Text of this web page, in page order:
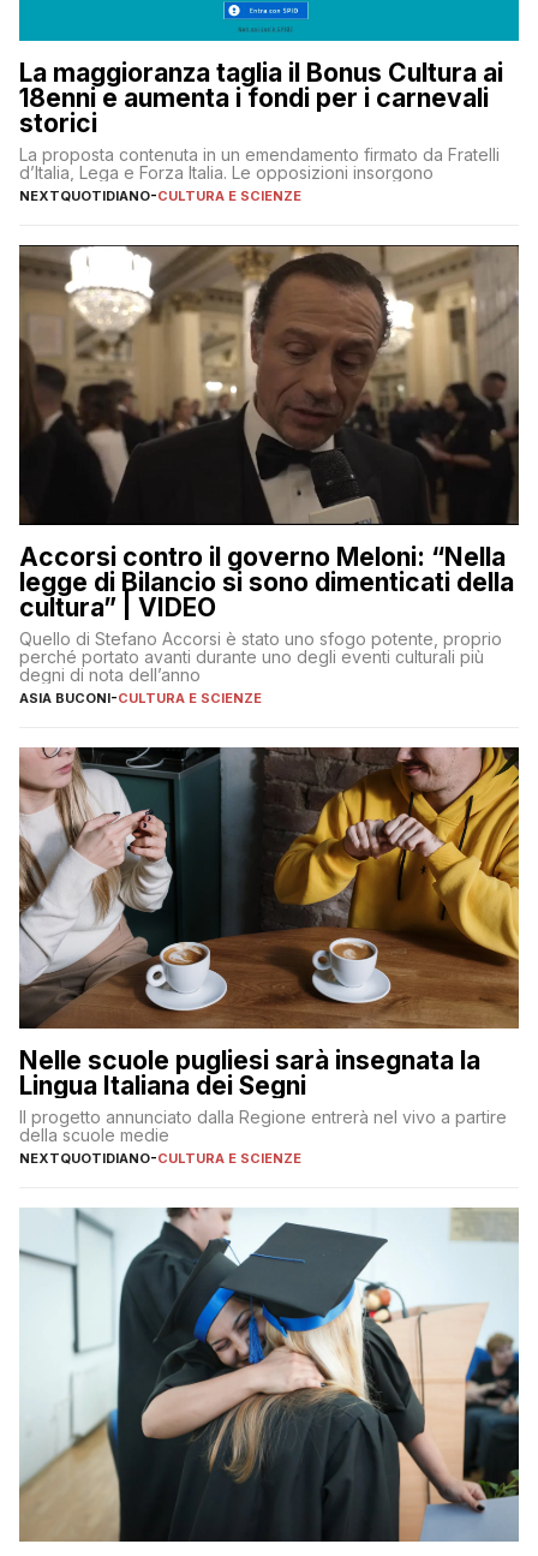
La maggioranza taglia il Bonus Cultura ai
18enni e aumenta i fondi per i carnevali
storici
La proposta contenuta in un emendamento firmato da Fratelli
d’Italia, Lega e Forza Italia. Le opposizioni insorgono
NEXTQUOTIDIANO-CULTURA E SCIENZE
Accorsi contro il governo Meloni: “Nella
legge di Bilancio si sono dimenticati della
cultura” | VIDEO
Quello di Stefano Accorsi è stato uno sfogo potente, proprio
perché portato avanti durante uno degli eventi culturali più
degni di nota dell’anno
ASIA BUCONI-CULTURA E SCIENZE
Nelle scuole pugliesi sarà insegnata la
Lingua Italiana dei Segni
Il progetto annunciato dalla Regione entrerà nel vivo a partire
della scuole medie
NEXTQUOTIDIANO-CULTURA E SCIENZE